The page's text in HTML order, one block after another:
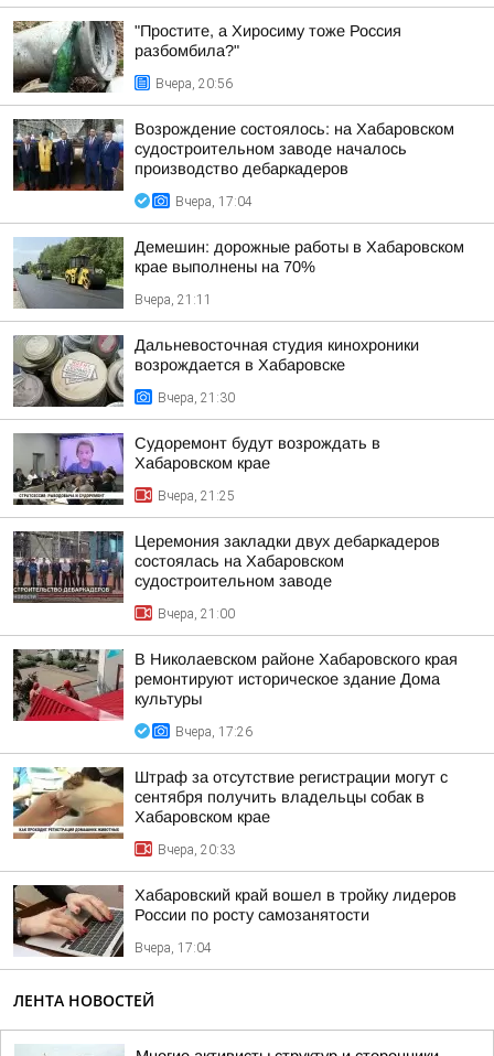
"Простите, а Хиросиму тоже Россия
разбомбила?"
Вчера, 20:56
Возрождение состоялось: на Хабаровском
судостроительном заводе началось
производство дебаркадеров
Вчера, 17:04
Демешин: дорожные работы в Хабаровском
крае выполнены на 70%
Вчера, 21:11
Дальневосточная студия кинохроники
возрождается в Хабаровске
Вчера, 21:30
Судоремонт будут возрождать в
Хабаровском крае
Вчера, 21:25
Церемония закладки двух дебаркадеров
состоялась на Хабаровском
судостроительном заводе
Вчера, 21:00
В Николаевском районе Хабаровского края
ремонтируют историческое здание Дома
культуры
Вчера, 17:26
Штраф за отсутствие регистрации могут с
сентября получить владельцы собак в
Хабаровском крае
Вчера, 20:33
Хабаровский край вошел в тройку лидеров
России по росту самозанятости
Вчера, 17:04
ЛЕНТА НОВОСТЕЙ